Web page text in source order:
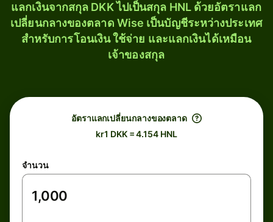
แลกเงินจากสกุล DKK ไปเป็นสกุล HNL ด้วยอัตราแลก
เปลี่ยนกลางของตลาด Wise เป็นบัญชีระหว่างประเทศ
สำหรับการโอนเงิน ใช้จ่าย และแลกเงินได้เหมือน
เจ้าของสกุล
อัตราแลกเปลี่ยนกลางของตลาด
kr1 DKK = 4.154 HNL
จำนวน